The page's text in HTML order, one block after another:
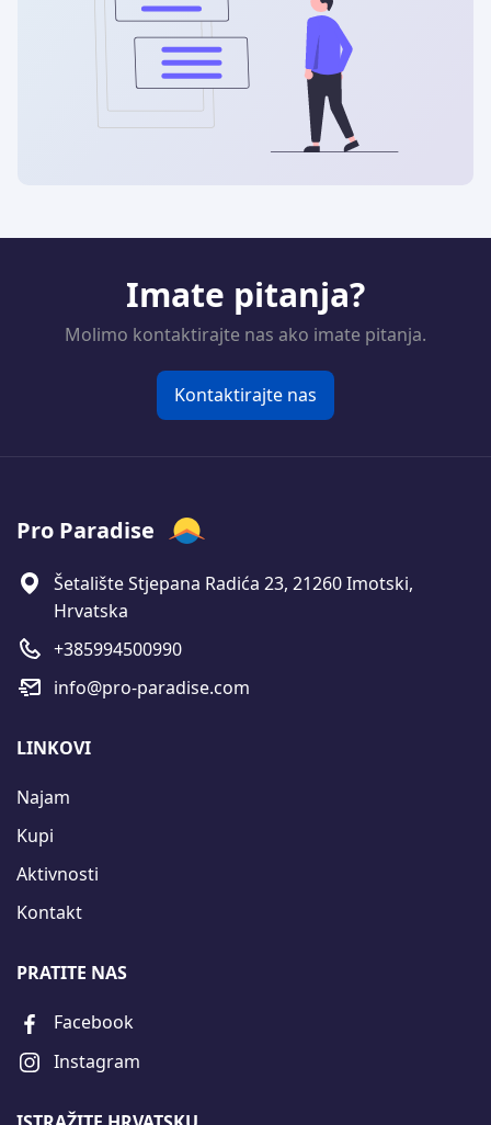
Imate pitanja?
Molimo kontaktirajte nas ako imate pitanja.
Kontaktirajte nas
Pro Paradise
Šetalište Stjepana Radića 23, 21260 Imotski,
Hrvatska
+385994500990
info@pro-paradise.com
LINKOVI
Najam
Kupi
Aktivnosti
Kontakt
PRATITE NAS
Facebook
Instagram